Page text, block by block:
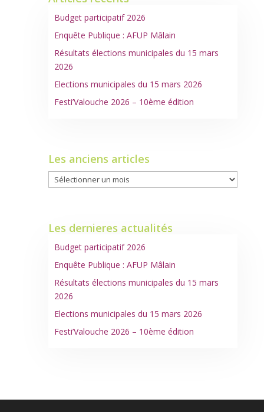
Budget participatif 2026
Enquête Publique : AFUP Mâlain
Résultats élections municipales du 15 mars
2026
Elections municipales du 15 mars 2026
Festi’Valouche 2026 – 10ème édition
Les anciens articles
Les
anciens
Les dernieres actualités
Budget participatif 2026
Enquête Publique : AFUP Mâlain
Résultats élections municipales du 15 mars
2026
Elections municipales du 15 mars 2026
Festi’Valouche 2026 – 10ème édition